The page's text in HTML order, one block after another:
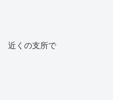
近くの支所で